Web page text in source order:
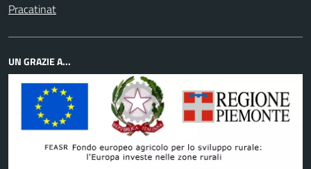
Pracatinat
UN GRAZIE A...